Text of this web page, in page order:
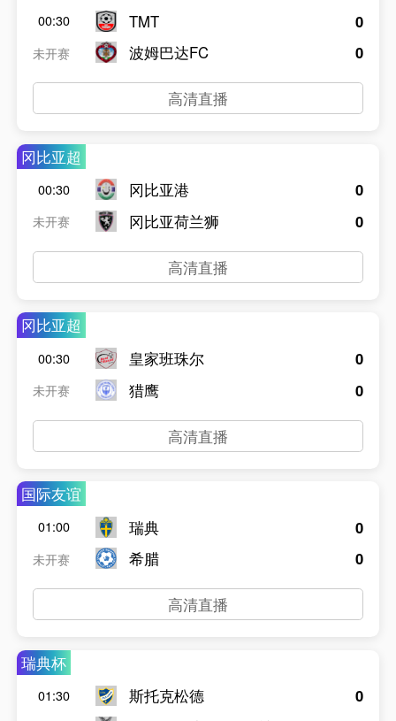
00:30
未开赛
TMT
波姆巴达FC
0
0
高清直播
冈比亚超
00:30
未开赛
冈比亚港
冈比亚荷兰狮
0
0
高清直播
冈比亚超
00:30
未开赛
皇家班珠尔
猎鹰
0
0
高清直播
国际友谊
01:00
未开赛
瑞典
希腊
0
0
高清直播
瑞典杯
01:30
斯托克松德
0